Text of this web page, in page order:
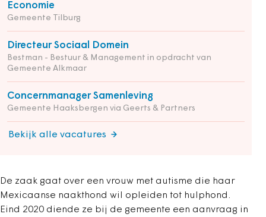
Economie
Gemeente Tilburg
Directeur Sociaal Domein
Bestman - Bestuur & Management in opdracht van
Gemeente Alkmaar
Concernmanager Samenleving
Gemeente Haaksbergen via Geerts & Partners
Bekijk alle vacatures
De zaak gaat over een vrouw met autisme die haar
Mexicaanse naakthond wil opleiden tot hulphond.
Eind 2020 diende ze bij de gemeente een aanvraag in